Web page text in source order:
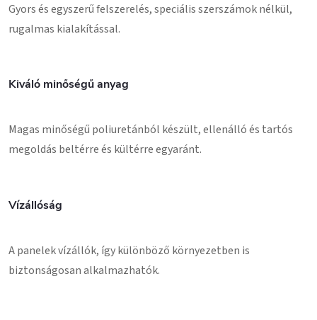
Gyors és egyszerű felszerelés, speciális szerszámok nélkül,
rugalmas kialakítással.
Kiváló minőségű anyag
Magas minőségű poliuretánból készült, ellenálló és tartós
megoldás beltérre és kültérre egyaránt.
Vízállóság
A panelek vízállók, így különböző környezetben is
biztonságosan alkalmazhatók.